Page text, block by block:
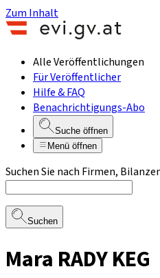
Zum Inhalt
Alle Veröffentlichungen
Für Veröffentlicher
Hilfe & FAQ
Benachrichtigungs-Abo
Suche öffnen
Menü öffnen
Suchen Sie nach Firmen,
Suchen
Mara RADY KEG